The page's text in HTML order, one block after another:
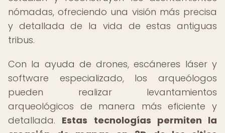
nómadas, ofreciendo una visión más precisa
y detallada de la vida de estas antiguas
tribus.
Con la ayuda de drones, escáneres láser y
software especializado, los arqueólogos
pueden realizar levantamientos
arqueológicos de manera más eficiente y
detallada. Estas tecnologías permiten la